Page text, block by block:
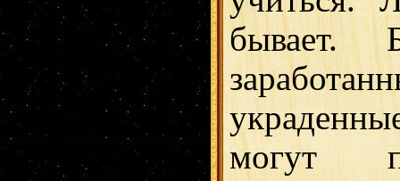
бывает.
могут